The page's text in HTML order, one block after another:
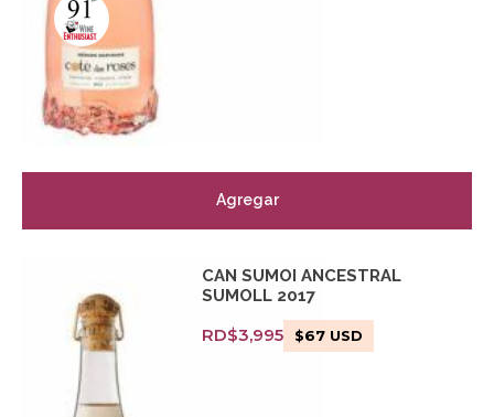
Agregar
CAN SUMOI ANCESTRAL
SUMOLL 2017
RD$3,995 $67 USD